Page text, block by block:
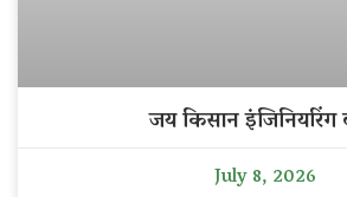
जय किसान इंजिनियरिंग
July 8, 2026